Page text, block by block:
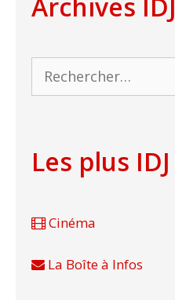
Archives IDJ
Rechercher :
Les plus IDJ
Cinéma
La Boîte à Infos